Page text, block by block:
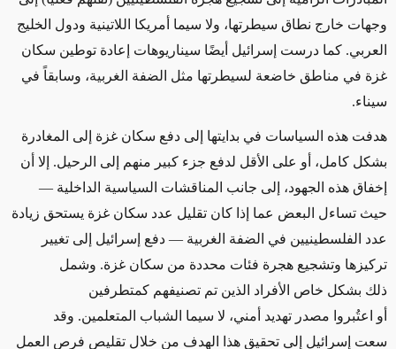
وجهات خارج نطاق سيطرتها، ولا سيما أمريكا اللاتينية ودول الخليج
العربي. كما درست إسرائيل أيضًا سيناريوهات إعادة توطين سكان
غزة في مناطق خاضعة لسيطرتها مثل الضفة الغربية، وسابقاً في
سيناء.
هدفت هذه السياسات في بدايتها إلى دفع سكان غزة إلى المغادرة
بشكل كامل، أو على الأقل لدفع جزء كبير منهم إلى الرحيل. إلا أن
إخفاق هذه الجهود، إلى جانب المناقشات السياسية الداخلية —
حيث تساءل البعض عما إذا كان تقليل عدد سكان غزة يستحق زيادة
عدد الفلسطينيين في الضفة الغربية — دفع إسرائيل إلى تغيير
تركيزها وتشجيع هجرة فئات محددة من سكان غزة. وشمل
ذلك بشكل خاص الأفراد الذين تم تصنيفهم كمتطرفين
أو اعتُبروا مصدر تهديد أمني، لا سيما الشباب المتعلمين. وقد
سعت إسرائيل إلى تحقيق هذا الهدف من خلال تقليص فرص العمل